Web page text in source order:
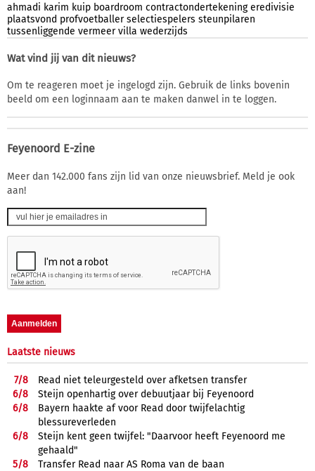
ahmadi karim kuip boardroom contractondertekening eredivisie
plaatsvond profvoetballer selectiespelers steunpilaren
tussenliggende vermeer villa wederzijds
Wat vind jij van dit nieuws?
Om te reageren moet je ingelogd zijn. Gebruik de links bovenin
beeld om een loginnaam aan te maken danwel in te loggen.
Feyenoord E-zine
Meer dan 142.000 fans zijn lid van onze nieuwsbrief. Meld je ook
aan!
Laatste nieuws
7/8
Read niet teleurgesteld over afketsen transfer
6/8
Steijn openhartig over debuutjaar bij Feyenoord
6/8
Bayern haakte af voor Read door twijfelachtig
blessureverleden
6/8
Steijn kent geen twijfel: "Daarvoor heeft Feyenoord me
gehaald"
5/8
Transfer Read naar AS Roma van de baan